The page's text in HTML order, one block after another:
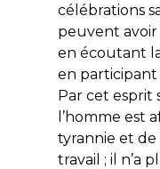
célébrations
peuvent
en écoutant
en participant
Par cet esprit
l’homme est
tyrannie et de
travail ; il n’a